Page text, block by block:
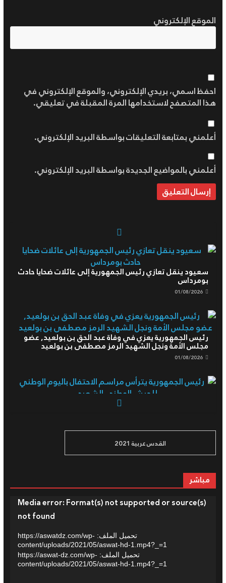
الموقع الإلكتروني
احفظ اسمي، بريدي الإلكتروني، والموقع الإلكتروني في
هذا المتصفح لاستخدامها المرة المقبلة في تعليقي.
أعلمني بمتابعة التعليقات بواسطة البريد الإلكتروني.
أعلمني بالمواضيع الجديدة بواسطة البريد الإلكتروني.
سعيود ينقل تعازي رئيس الجمهورية إلى عائلات ضحايا حادث
بومرداس
01/08/2026
رئيس الجمهورية يعزي في وفاة عبد الحق بن بولعيد, عضو
مجلس الأمة ونجل الشهيد الرمز مصطفى بن بولعيد
01/08/2026
رئيس الجمهورية يترأس مراسم الاحتفال باليوم الوطني
السلطة الوطنية المستقلة لضبط السمعي البصري
تسجل إخلالا بقواعد التعامل الإنساني مع الأزمات من قبل
بعض القنوات
01/08/2026
القدس عربية 2021
مباشر
مشغل
Media error: Format(s) not supported or source(s)
not found
تحميل الملف: https://aswatdz.com/wp-
content/uploads/2021/05/aswat-hd-1.mp4?_=1
تحميل الملف: https://aswat-dz.com/wp-
content/uploads/2021/05/aswat-hd-1.mp4?_=1